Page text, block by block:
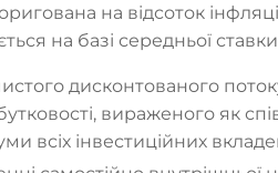
на відсоток
на базі середньої
дисконтованого
вираженого як
всіх інвестиційних